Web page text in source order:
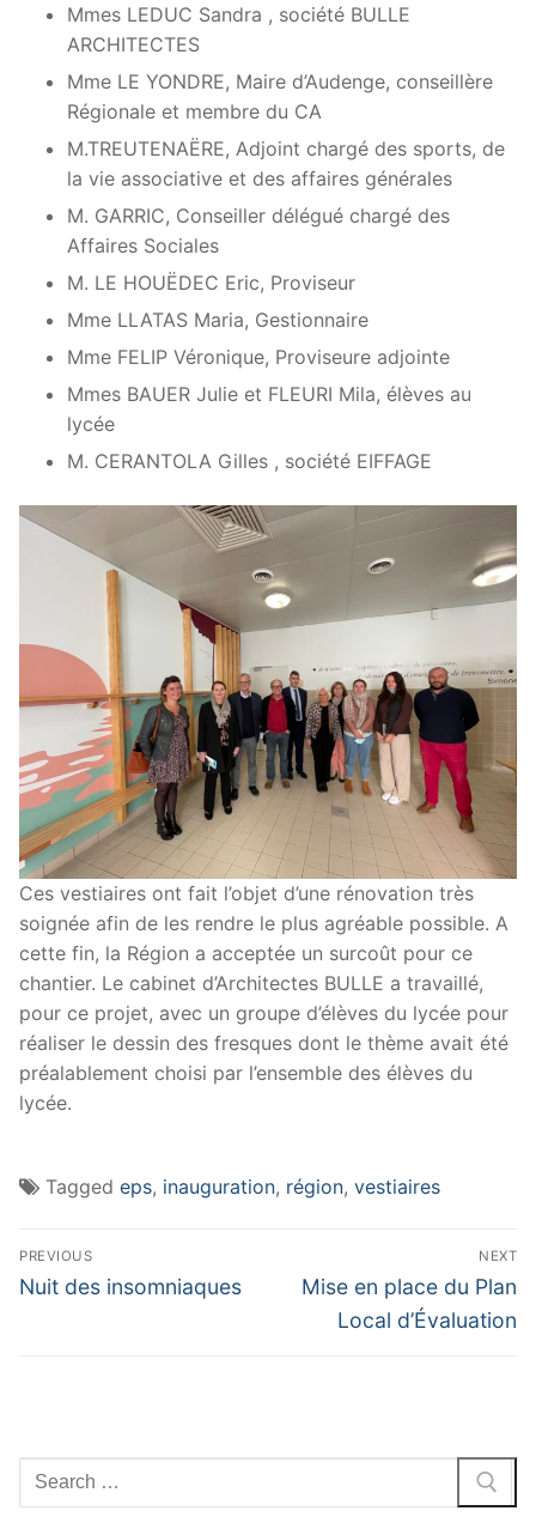
Mmes LEDUC Sandra , société BULLE
ARCHITECTES
Mme LE YONDRE, Maire d’Audenge, conseillère
Régionale et membre du CA
M.TREUTENAËRE, Adjoint chargé des sports, de
la vie associative et des affaires générales
M. GARRIC, Conseiller délégué chargé des
Affaires Sociales
M. LE HOUËDEC Eric, Proviseur
Mme LLATAS Maria, Gestionnaire
Mme FELIP Véronique, Proviseure adjointe
Mmes BAUER Julie et FLEURI Mila, élèves au
lycée
M. CERANTOLA Gilles , société EIFFAGE
Ces vestiaires ont fait l’objet d’une rénovation très
soignée afin de les rendre le plus agréable possible. A
cette fin, la Région a acceptée un surcoût pour ce
chantier. Le cabinet d’Architectes BULLE a travaillé,
pour ce projet, avec un groupe d’élèves du lycée pour
réaliser le dessin des fresques dont le thème avait été
préalablement choisi par l’ensemble des élèves du
lycée.
Tagged eps, inauguration, région, vestiaires
Navigation
de
PREVIOUS
Previous
Nuit des insomniaques
NEXT
Next
post:
Mise en place du Plan
Local d’Évaluation
Rechercher
: